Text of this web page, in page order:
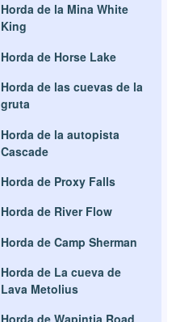
Horda de la Mina White
King
Horda de Horse Lake
Horda de las cuevas de la
gruta
Horda de la autopista
Cascade
Horda de Proxy Falls
Horda de River Flow
Horda de Camp Sherman
Horda de La cueva de
Lava Metolius